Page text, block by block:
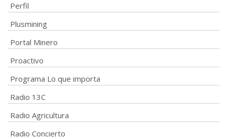
Perfil
Plusmining
Portal Minero
Proactivo
Programa Lo que importa
Radio 13C
Radio Agricultura
Radio Concierto